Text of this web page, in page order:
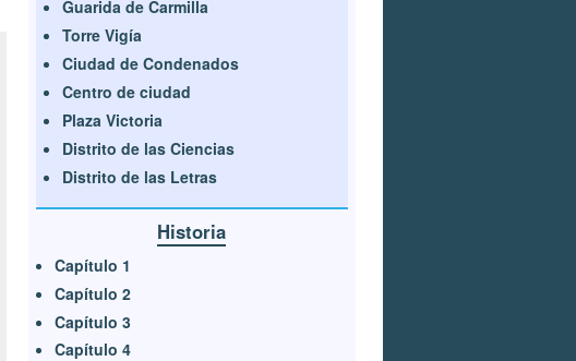
Guarida de Carmilla
Torre Vigía
Ciudad de Condenados
Centro de ciudad
Plaza Victoria
Distrito de las Ciencias
Distrito de las Letras
Historia
Capítulo 1
Capítulo 2
Capítulo 3
Capítulo 4